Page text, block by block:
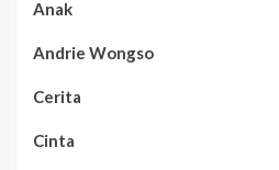
Anak
Andrie Wongso
Cerita
Cinta